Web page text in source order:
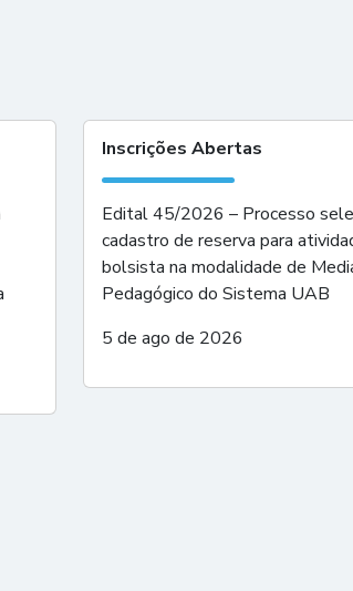
Inscrições Abertas
Edital 45/2026 – Processo
cadastro de reserva para
bolsista na modalidade de
Pedagógico do Sistema UAB
5 de ago de 2026